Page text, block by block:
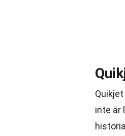
inte är